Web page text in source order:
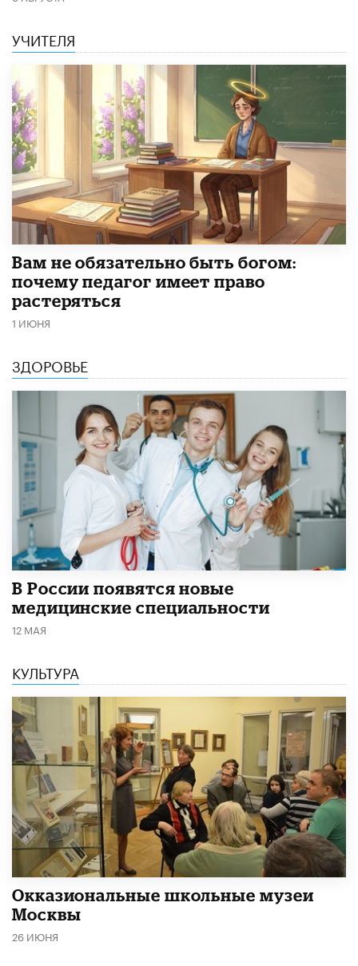
УЧИТЕЛЯ
​Вам не обязательно быть богом:
почему педагог имеет право
растеряться
1 ИЮНЯ
ЗДОРОВЬЕ
В России появятся новые
медицинские специальности
12 МАЯ
КУЛЬТУРА
​Окказиональные школьные музеи
Москвы
26 ИЮНЯ